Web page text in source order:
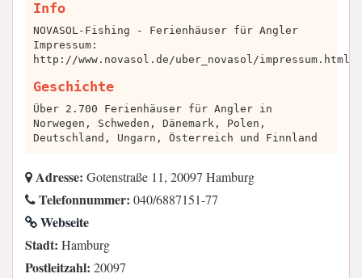
Info
NOVASOL-Fishing - Ferienhäuser für Angler
Impressum:
http://www.novasol.de/uber_novasol/impressum.html
Geschichte
Über 2.700 Ferienhäuser für Angler in
Norwegen, Schweden, Dänemark, Polen,
Deutschland, Ungarn, Österreich und Finnland
Adresse: Gotenstraße 11, 20097 Hamburg
Telefonnummer: 040/6887151-77
Webseite
Stadt: Hamburg
Postleitzahl: 20097